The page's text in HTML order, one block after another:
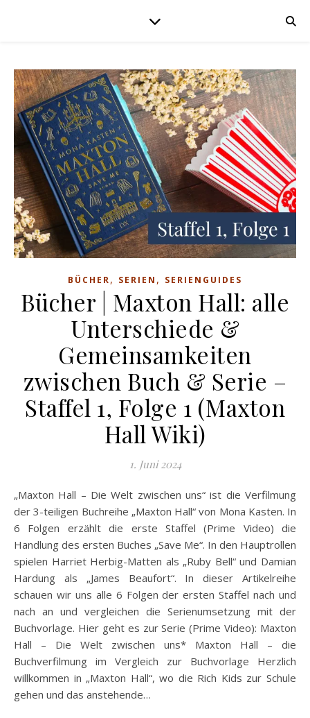
BÜCHER, SERIEN , SERIENGUIDES
Bücher | Maxton Hall: alle
Unterschiede &
Gemeinsamkeiten
zwischen Buch & Serie –
Staffel 1, Folge 1 (Maxton
Hall Wiki)
1. Juni 2024
„Maxton Hall – Die Welt zwischen uns“ ist die Verfilmung
der 3-teiligen Buchreihe „Maxton Hall“ von Mona Kasten. In
6 Folgen erzählt die erste Staffel (Prime Video) die
Handlung des ersten Buches „Save Me“. In den Hauptrollen
spielen Harriet Herbig-Matten als „Ruby Bell“ und Damian
Hardung als „James Beaufort“. In dieser Artikelreihe
schauen wir uns alle 6 Folgen der ersten Staffel nach und
nach an und vergleichen die Serienumsetzung mit der
Buchvorlage. Hier geht es zur Serie (Prime Video): Maxton
Hall – Die Welt zwischen uns* Maxton Hall – die
Buchverfilmung im Vergleich zur Buchvorlage Herzlich
willkommen in „Maxton Hall“, wo die Rich Kids zur Schule
gehen und das anstehende…